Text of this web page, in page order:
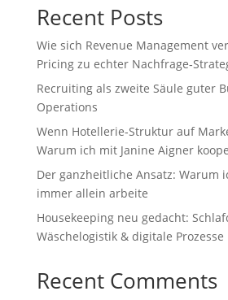
Recent Posts
Wie sich Revenue Management
Pricing zu echter
Recruiting als zweite Säule guter
Operations
Wenn Hotellerie‑Struktur auf
Warum ich mit Janine Aigner
Der ganzheitliche Ansatz: Warum
immer allein arbeite
Housekeeping neu gedacht:
Wäschelogistik & digitale Prozesse
Recent Comments